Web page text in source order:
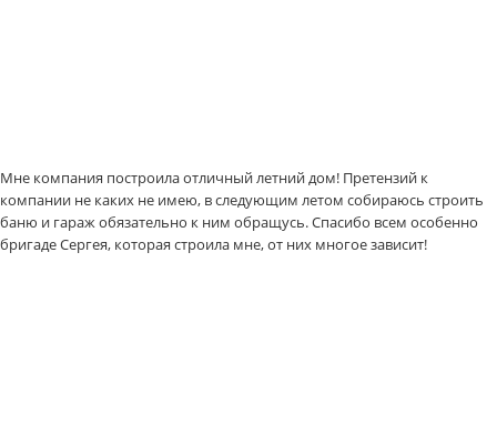
Мне компания построила отличный летний дом! Претензий к
компании не каких не имею, в следующим летом собираюсь строить
баню и гараж обязательно к ним обращусь. Спасибо всем особенно
бригаде Сергея, которая строила мне, от них многое зависит!